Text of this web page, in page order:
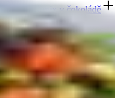
Ořechový mix v čokoládě